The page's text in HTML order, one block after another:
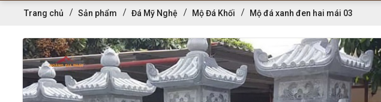
Trang chủ Sản phẩm Đá Mỹ Nghệ Mộ Đá Khối Mộ đá xanh đen hai mái 03